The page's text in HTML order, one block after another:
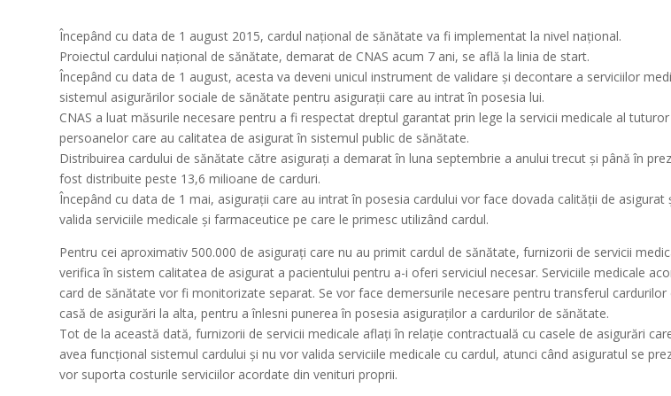
Începând cu data de 1 august 2015, cardul naţional de sănătate va fi implementat la nivel naţional.
Proiectul cardului naţional de sănătate, demarat de CNAS acum 7 ani, se află la linia de start.
Începând cu data de 1 august, acesta va deveni unicul instrument de validare şi decontare a serviciilor
sistemul asigurărilor sociale de sănătate pentru asiguraţii care au intrat în posesia lui.
CNAS a luat măsurile necesare pentru a fi respectat dreptul garantat prin lege la servicii medicale al tuturor
persoanelor care au calitatea de asigurat în sistemul public de sănătate.
Distribuirea cardului de sănătate către asiguraţi a demarat în luna septembrie a anului trecut şi până în
fost distribuite peste 13,6 milioane de carduri.
Începând cu data de 1 mai, asiguraţii care au intrat în posesia cardului vor face dovada calităţii de asigurat
valida serviciile medicale şi farmaceutice pe care le primesc utilizând cardul.
Pentru cei aproximativ 500.000 de asiguraţi care nu au primit cardul de sănătate, furnizorii de servicii
verifica în sistem calitatea de asigurat a pacientului pentru a-i oferi serviciul necesar. Serviciile medicale
card de sănătate vor fi monitorizate separat. Se vor face demersurile necesare pentru transferul cardurilor
casă de asigurări la alta, pentru a înlesni punerea în posesia asiguraţilor a cardurilor de sănătate.
Tot de la această dată, furnizorii de servicii medicale aflaţi în relaţie contractuală cu casele de asigurări
avea funcţional sistemul cardului şi nu vor valida serviciile medicale cu cardul, atunci când asiguratul se
vor suporta costurile serviciilor acordate din venituri proprii.